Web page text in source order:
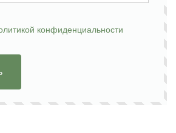
конфиденциальности